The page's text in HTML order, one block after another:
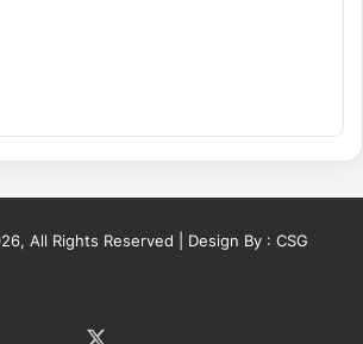
All Rights Reserved | Design By : CSG